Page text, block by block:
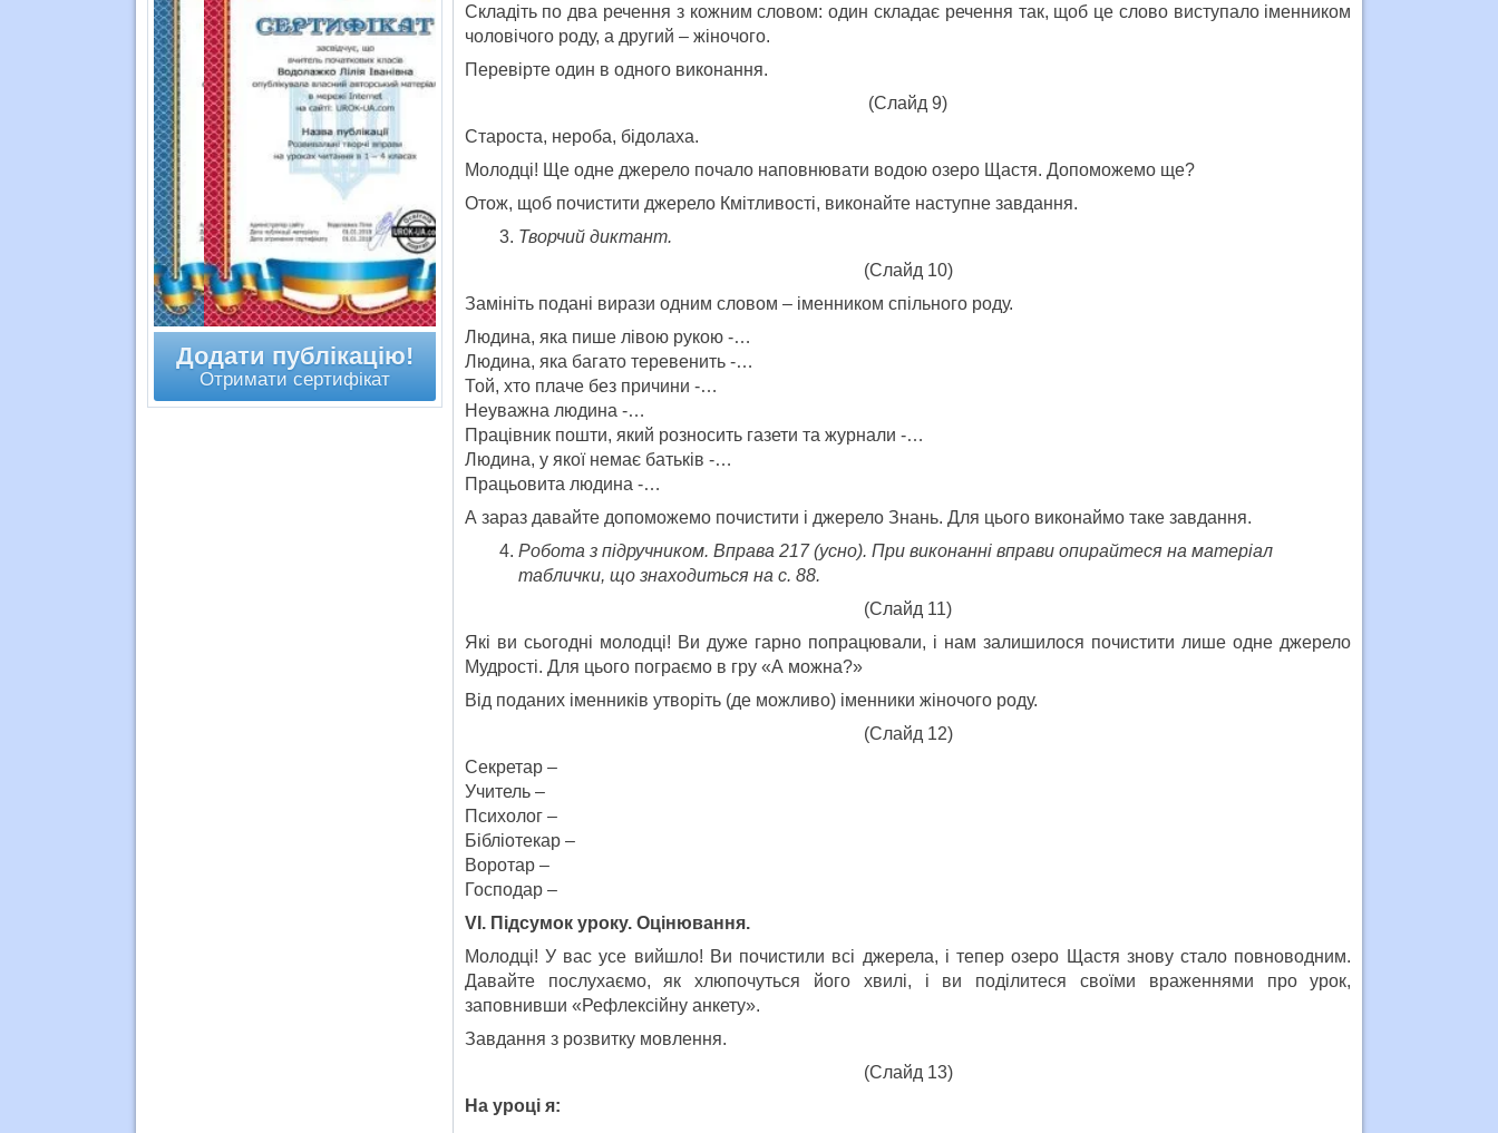
Складіть по два речення з кожним словом: один складає речення так, щоб це слово виступало іменником
чоловічого роду, а другий – жіночого.
Перевірте один в одного виконання.
(Слайд 9)
Староста, нероба, бідолаха.
Молодці! Ще одне джерело почало наповнювати водою озеро Щастя. Допоможемо ще?
Отож, щоб почистити джерело Кмітливості, виконайте наступне завдання.
Творчий диктант.
(Слайд 10)
Замініть подані вирази одним словом – іменником спільного роду.
Людина, яка пише лівою рукою -…
Людина, яка багато теревенить -…
Той, хто плаче без причини -…
Неуважна людина -…
Працівник пошти, який розносить газети та журнали -…
Людина, у якої немає батьків -…
Працьовита людина -…
А зараз давайте допоможемо почистити і джерело Знань. Для цього виконаймо таке завдання.
Робота з підручником. Вправа 217 (усно). При виконанні вправи опирайтеся на матеріал
таблички, що знаходиться на с. 88.
(Слайд 11)
Які ви сьогодні молодці! Ви дуже гарно попрацювали, і нам залишилося почистити лише одне джерело
Мудрості. Для цього пограємо в гру «А можна?»
Від поданих іменників утворіть (де можливо) іменники жіночого роду.
(Слайд 12)
Секретар –
Учитель –
Психолог –
Бібліотекар –
Воротар –
Господар –
VІ. Підсумок уроку. Оцінювання.
Молодці! У вас усе вийшло! Ви почистили всі джерела, і тепер озеро Щастя знову стало повноводним.
Давайте послухаємо, як хлюпочуться його хвилі, і ви поділитеся своїми враженнями про урок,
заповнивши «Рефлексійну анкету».
Завдання з розвитку мовлення.
(Слайд 13)
На уроці я:
Додати публікацію!
Отримати сертифікат